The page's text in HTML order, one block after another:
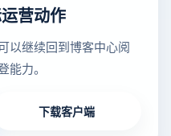
营动作
以继续回到博客中心阅
能力。
下载客户端